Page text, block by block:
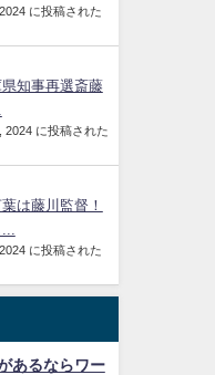
に投稿された
知事再選斎藤
2024 に投稿された
は藤川監督！
に投稿された
あるならワー